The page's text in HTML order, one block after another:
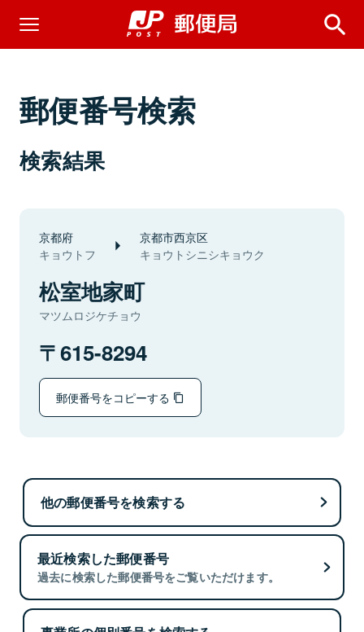
郵便番号検索
検索結果
京都府
キョウトフ
京都市西京区
キョウトシニシキョウク
松室地家町
マツムロジケチョウ
615-8294
郵便番号をコピーする
他の郵便番号を検索する
最近検索した郵便番号
過去に検索した郵便番号をご覧いただけます。